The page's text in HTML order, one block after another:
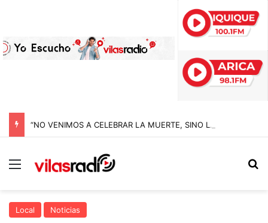
Menú
Local Noticias